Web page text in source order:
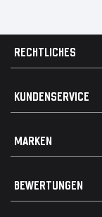
RECHTLICHES
Widerrufsrecht
Vertrag widerrufen
Elektro- /
KUNDENSERVICE
MARKEN
BEWERTUNGEN